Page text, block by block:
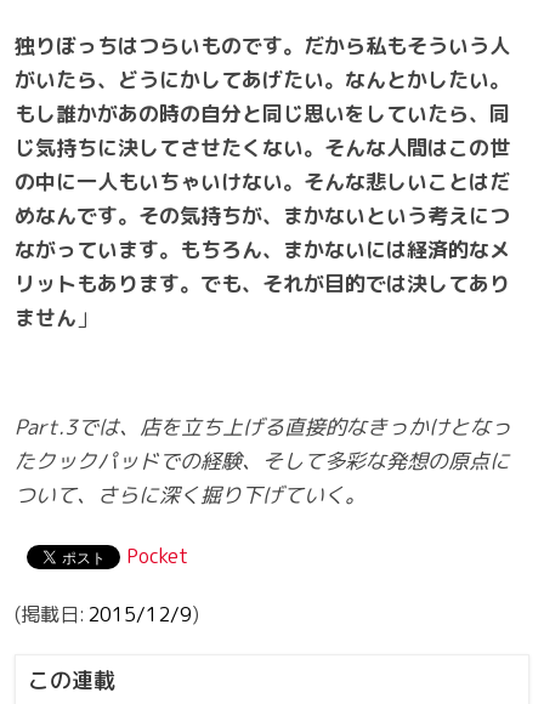
独りぼっちはつらいものです。だから私もそういう人
がいたら、どうにかしてあげたい。なんとかしたい。
もし誰かがあの時の自分と同じ思いをしていたら、同
じ気持ちに決してさせたくない。そんな人間はこの世
の中に一人もいちゃいけない。そんな悲しいことはだ
めなんです。その気持ちが、まかないという考えにつ
ながっています。もちろん、まかないには経済的なメ
リットもあります。でも、それが目的では決してあり
ません 」
Part.3では、店を立ち上げる直接的なきっかけとなっ
たクックパッドでの経験、そして多彩な発想の原点に
ついて、さらに深く掘り下げていく。
Pocket
2015/12/9
この連載